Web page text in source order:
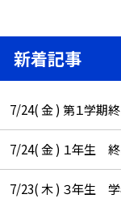
新着記事
7/24( 金 ) 第１学期終
7/24( 金 ) １年生 終
7/23( 木 ) ３年生 学